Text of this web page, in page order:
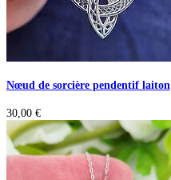
Nœud de sorcière pendentif laiton
30,00 €